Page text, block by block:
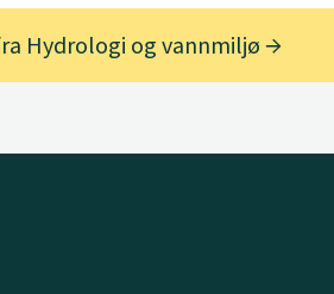
Hydrologi og vannmiljø